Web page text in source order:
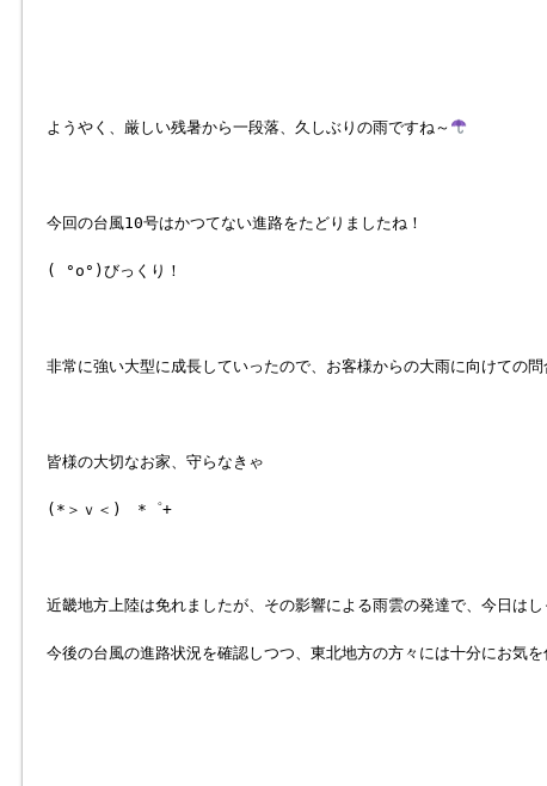
ようやく、厳しい残暑から一段落、久しぶりの雨ですね～
今回の台風10号はかつてない進路をたどりましたね！
( °o°)びっくり！
非常に強い大型に成長していったので、お客様からの大雨に向けての
皆様の大切なお家、守らなきゃ
(*＞ｖ＜)ゞ*゜+
近畿地方上陸は免れましたが、その影響による雨雲の発達で、今日は
今後の台風の進路状況を確認しつつ、東北地方の方々には十分にお気